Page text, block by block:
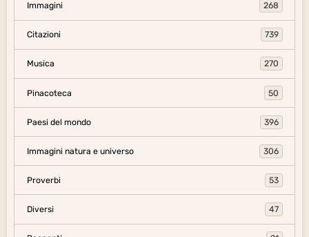
Immagini 268
Citazioni 739
Musica 270
Pinacoteca 50
Paesi del mondo 396
Immagini natura e universo 306
Proverbi 53
Diversi 47